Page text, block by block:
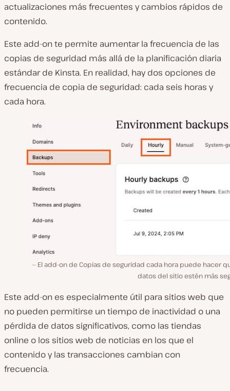
actualizaciones más frecuentes y cambios rápidos de
contenido.
Este add-on te permite aumentar la frecuencia de las
copias de seguridad más allá de la planificación diaria
estándar de Kinsta. En realidad, hay dos opciones de
frecuencia de copia de seguridad: cada seis horas y
cada hora.
El add-on de Copias de seguridad cada hora puede hacer
datos del sitio estén más
Este add-on es especialmente útil para sitios web que
no pueden permitirse un tiempo de inactividad o una
pérdida de datos significativos, como las tiendas
online o los sitios web de noticias en los que el
contenido y las transacciones cambian con
frecuencia.